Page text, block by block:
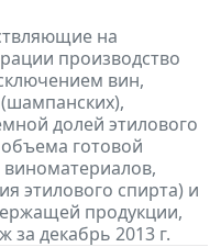
на
производство
вин,
долей этилового
готовой
этилового спирта) и
продукции,
за декабрь 2013 г.